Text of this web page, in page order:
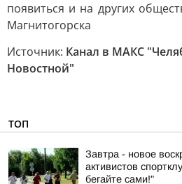
появиться и на других
Магнитогорска
Источник: Канал в МАКС
Новостной"
ТОП
Завтра - новое
активистов
бегайте сами!"